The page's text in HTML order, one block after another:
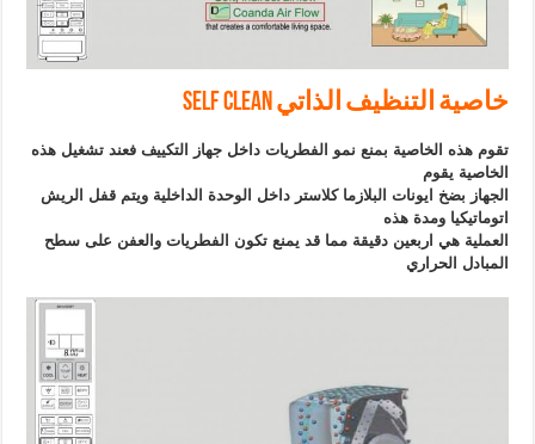
خاصية التنظيف الذاتي SELF CLEAN
تقوم هذه الخاصية بمنع نمو الفطريات داخل جهاز التكييف فعند تشغيل هذه
الخاصية يقوم
الجهاز بضخ ايونات البلازما كلاستر داخل الوحدة الداخلية ويتم قفل الريش
اتوماتيكيا ومدة هذه
العملية هي اربعين دقيقة مما قد يمنع تكون الفطريات والعفن على سطح
المبادل الحراري